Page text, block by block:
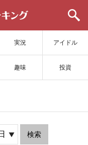
実況 アイドル
趣味 投資
検索